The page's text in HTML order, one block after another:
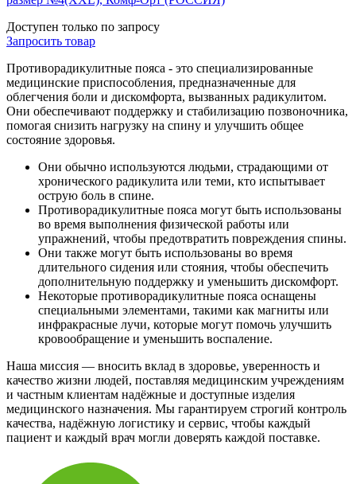
Доступен только по запросу
Запросить товар
Противорадикулитные пояса - это специализированные
медицинские приспособления, предназначенные для
облегчения боли и дискомфорта, вызванных радикулитом.
Они обеспечивают поддержку и стабилизацию позвоночника,
помогая снизить нагрузку на спину и улучшить общее
состояние здоровья.
Они обычно используются людьми, страдающими от
хронического радикулита или теми, кто испытывает
острую боль в спине.
Противорадикулитные пояса могут быть использованы
во время выполнения физической работы или
упражнений, чтобы предотвратить повреждения спины.
Они также могут быть использованы во время
длительного сидения или стояния, чтобы обеспечить
дополнительную поддержку и уменьшить дискомфорт.
Некоторые противорадикулитные пояса оснащены
специальными элементами, такими как магниты или
инфракрасные лучи, которые могут помочь улучшить
кровообращение и уменьшить воспаление.
Наша миссия — вносить вклад в здоровье, уверенность и
качество жизни людей, поставляя медицинским учреждениям
и частным клиентам надёжные и доступные изделия
медицинского назначения. Мы гарантируем строгий контроль
качества, надёжную логистику и сервис, чтобы каждый
пациент и каждый врач могли доверять каждой поставке.